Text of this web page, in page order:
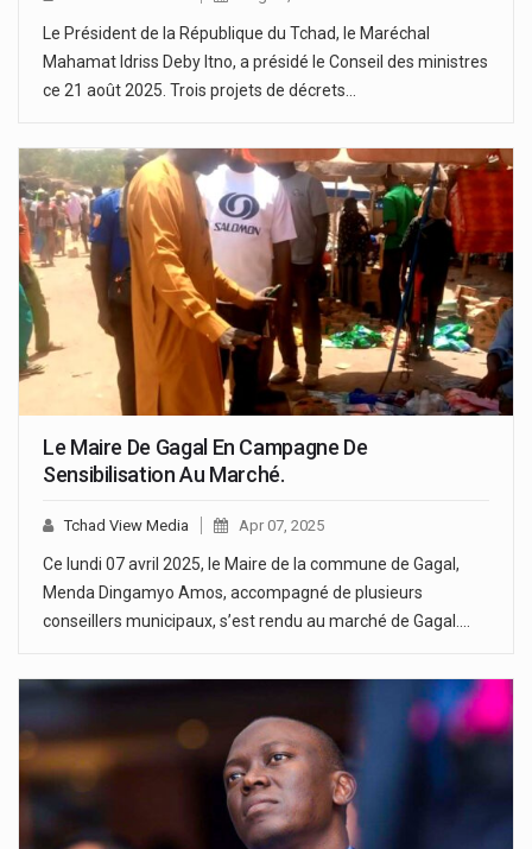
Le Président de la République du Tchad, le Maréchal
Mahamat Idriss Deby Itno, a présidé le Conseil des ministres
ce 21 août 2025. Trois projets de décrets…
Le Maire De Gagal En Campagne De
Sensibilisation Au Marché.
Tchad View Media Apr 07, 2025
Ce lundi 07 avril 2025, le Maire de la commune de Gagal,
Menda Dingamyo Amos, accompagné de plusieurs
conseillers municipaux, s’est rendu au marché de Gagal.…